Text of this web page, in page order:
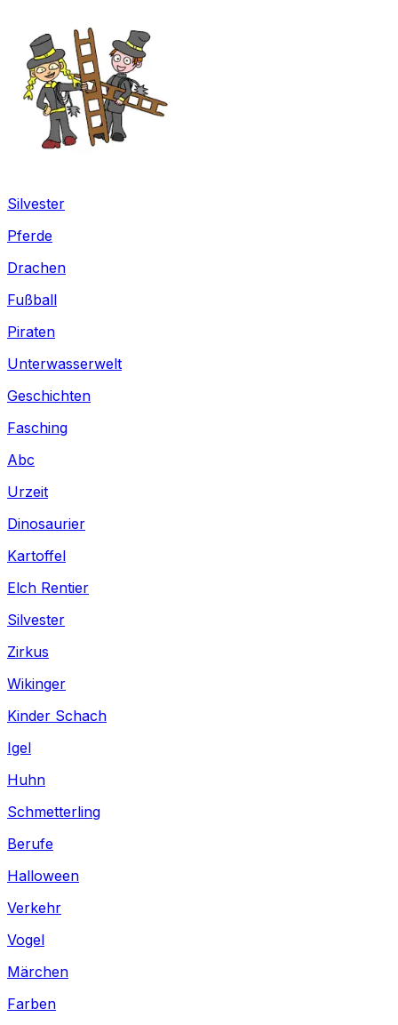
Silvester
Pferde
Drachen
Fußball
Piraten
Unterwasserwelt
Geschichten
Fasching
Abc
Urzeit
Dinosaurier
Kartoffel
Elch Rentier
Silvester
Zirkus
Wikinger
Kinder Schach
Igel
Huhn
Schmetterling
Berufe
Halloween
Verkehr
Vogel
Märchen
Farben